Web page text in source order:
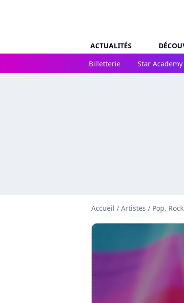
ACTUALITÉS
Billetterie
Star Academy
Accueil / Artistes / Pop, Rock